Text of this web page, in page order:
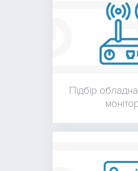
Підбір